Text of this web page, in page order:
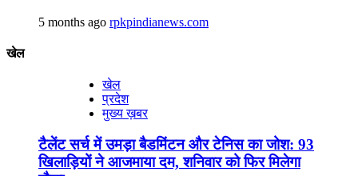
5 months ago rpkpindianews.com
खेल
खेल
प्रदेश
मुख्य ख़बर
टैलेंट सर्च में उमड़ा बैडमिंटन और टेनिस का जोश: 93
खिलाड़ियों ने आजमाया दम, शनिवार को फिर मिलेगा